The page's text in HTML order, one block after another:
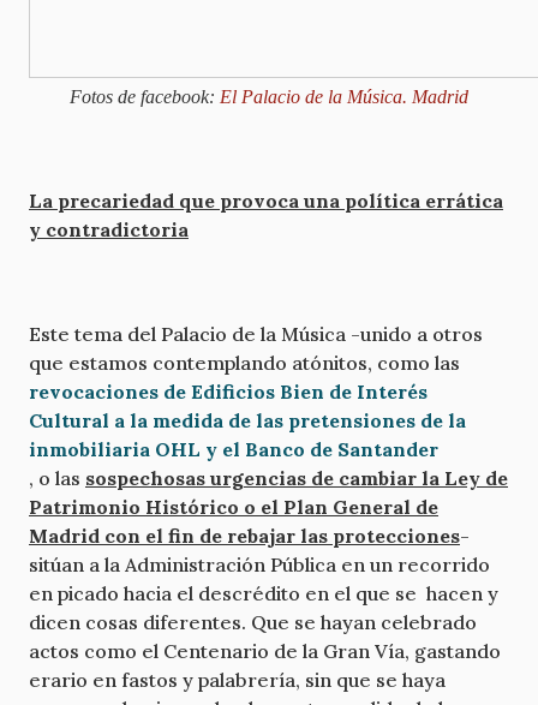
Fotos de facebook: El Palacio de la Música. Madrid
La precariedad que provoca una política errática
y contradictoria
Este tema del Palacio de la Música -unido a otros
que estamos contemplando atónitos, como las
revocaciones de Edificios Bien de Interés
Cultural a la medida de las pretensiones de la
inmobiliaria OHL y el Banco de Santander
, o las sospechosas urgencias de cambiar la Ley de
Patrimonio Histórico o el Plan General de
Madrid con el fin de rebajar las protecciones-
sitúan a la Administración Pública en un recorrido
en picado hacia el descrédito en el que se hacen y
dicen cosas diferentes. Que se hayan celebrado
actos como el Centenario de la Gran Vía, gastando
erario en fastos y palabrería, sin que se haya